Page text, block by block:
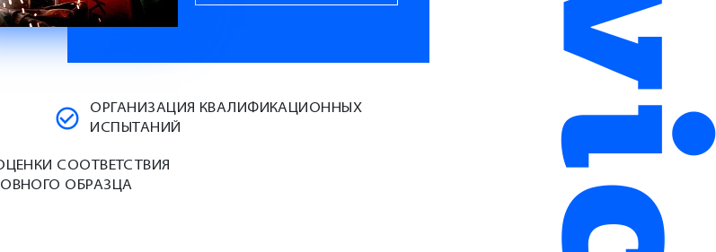
ОРГАНИЗАЦИЯ КВАЛИФИКАЦИОННЫХ
ИСПЫТАНИЙ
СООТВЕТСТВИЯ
ОБРАЗЦА